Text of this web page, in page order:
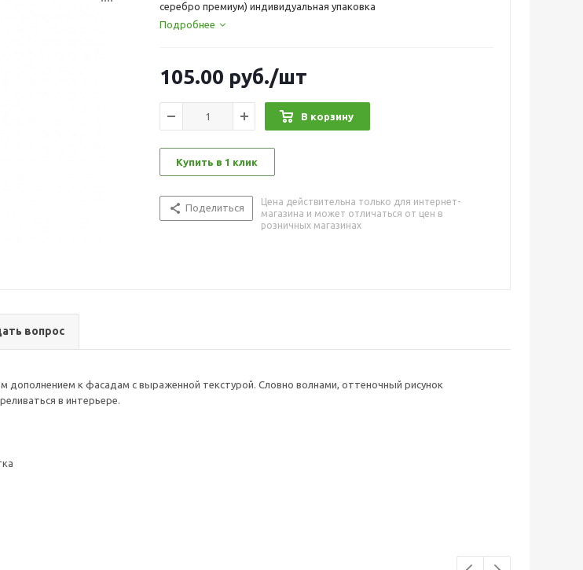
серебро премиум) индивидуальная упаковка
Подробнее
105.00 руб./шт
В корзину
Купить в 1 клик
Поделиться
Цена действительна только для интернет-
магазина и может отличаться от цен в
розничных магазинах
вопрос
к фасадам с выраженной текстурой. Словно волнами, оттеночный рисунок
в интерьере.